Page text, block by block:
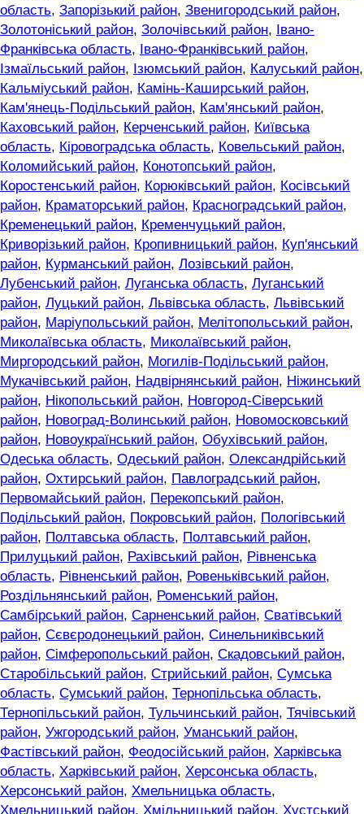
область, Запорізький район, Звенигородський район,
Золотоніський район, Золочівський район,
Івано-
Франківська область, Івано-Франківський район,
Ізмаїльський район, Ізюмський район, Калуський район,
Кальміуський район, Камінь-Каширський район,
Кам'янець-Подільський район, Кам'янський район,
Каховський район, Керченський район, Київська
область, Кіровоградська область, Ковельський район,
Коломийський район, Конотопський район,
Коростенський район, Корюківський район, Косівський
район, Краматорський район, Красноградський район,
Кременецький район, Кременчуцький район,
Криворізький район, Кропивницький район, Куп'янський
район, Курманський район, Лозівський район,
Лубенський район, Луганська область, Луганський
район, Луцький район, Львівська область, Львівський
район, Маріупольський район, Мелітопольський район,
Миколаївська область, Миколаївський район,
Миргородський район, Могилів-Подільський район,
Мукачівський район, Надвірнянський район, Ніжинський
район, Нікопольський район, Новгород-Сіверський
район, Новоград-Волинський район, Новомосковський
район, Новоукраїнський район, Обухівський район,
Одеська область, Одеський район, Олександрійський
район, Охтирський район, Павлоградський район,
Первомайський район, Перекопський район,
Подільський район, Покровський район, Пологівський
район, Полтавська область, Полтавський район,
Прилуцький район, Рахівський район, Рівненська
область, Рівненський район, Ровеньківський район,
Роздільнянський район, Роменський район,
Самбірський район, Сарненський район, Сватівський
район, Сєвєродонецький район, Синельниківський
район, Сімферопольський район, Скадовський район,
Старобільський район, Стрийський район, Сумська
область, Сумський район, Тернопільська область,
Тернопільський район, Тульчинський район, Тячівський
район, Ужгородський район, Уманський район,
Фастівський район, Феодосійський район, Харківська
область, Харківський район, Херсонська область,
Херсонський район, Хмельницька область,
Хмельницький район, Хмільницький район, Хустський